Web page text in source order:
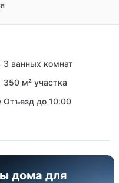
3 ванных комнат
350 м² участка
Отъезд до 10:00
дома для